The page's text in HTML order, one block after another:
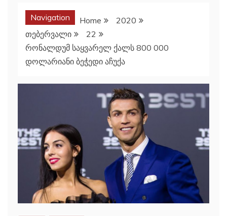
Navigation Home
2020
თებერვალი
22
რონალდუმ საყვარელ ქალს 800 000
დოლარიანი ბეჭედი აჩუქა